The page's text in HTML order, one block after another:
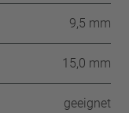
9,5 mm
15,0 mm
geeignet